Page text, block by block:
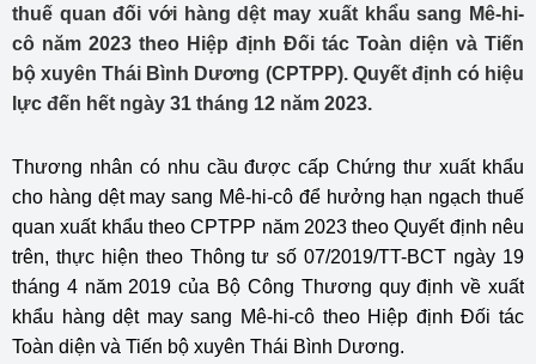
thuế quan đối với hàng dệt may xuất khẩu sang Mê-hi-
cô năm 2023 theo Hiệp định Đối tác Toàn diện và Tiến
bộ xuyên Thái Bình Dương (CPTPP). Quyết định có hiệu
lực đến hết ngày 31 tháng 12 năm 2023.
Thương nhân có nhu cầu được cấp Chứng thư xuất khẩu
cho hàng dệt may sang Mê-hi-cô để hưởng hạn ngạch thuế
quan xuất khẩu theo CPTPP năm 2023 theo Quyết định nêu
trên, thực hiện theo Thông tư số 07/2019/TT-BCT ngày 19
tháng 4 năm 2019 của Bộ Công Thương quy định về xuất
khẩu hàng dệt may sang Mê-hi-cô theo Hiệp định Đối tác
Toàn diện và Tiến bộ xuyên Thái Bình Dương.